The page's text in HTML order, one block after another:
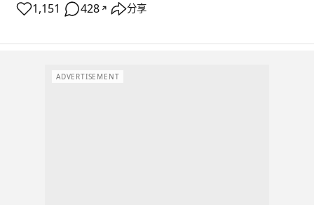
1,151 428 ↗ 分享
ADVERTISEMENT